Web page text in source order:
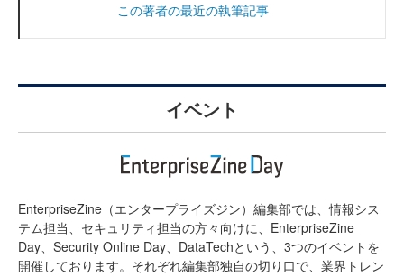
この著者の最近の執筆記事
イベント
EnterpriseZine（エンタープライズジン）編集部では、情報シス
テム担当、セキュリティ担当の方々向けに、EnterpriseZine
Day、Security Online Day、DataTechという、3つのイベントを
開催しております。それぞれ編集部独自の切り口で、業界トレン